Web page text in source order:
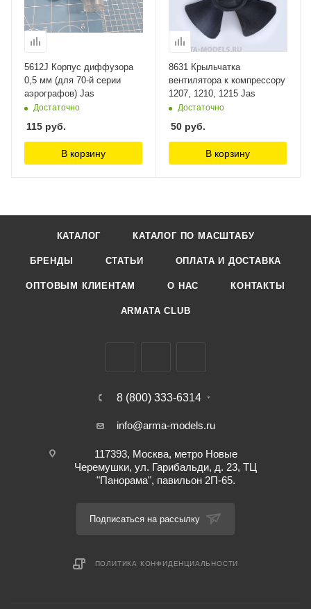
5612J Корпус диффузора
0,5 мм (для 70-й серии
аэрографов) Jas
Достаточно
115 руб.
В корзину
8631 Крыльчатка
вентилятора к компрессору
1207, 1210, 1215 Jas
Достаточно
50 руб.
В корзину
КАТАЛОГ КАТАЛОГ ПО МАСШТАБУ
БРЕНДЫ СТАТЬИ ОПЛАТА И ДОСТАВКА
ОПТОВЫМ КЛИЕНТАМ О НАС КОНТАКТЫ
ARMATA CLUB
8 (800) 333-6314
info@arma-models.ru
117393, Москва, метро Новые
Черемушки, ул. Гарибальди, д. 23, ТЦ
"Панорама", павильон 2П-65.
Подписаться на рассылку
ПОЛИТИКА КОНФИДЕНЦИАЛЬНОСТИ